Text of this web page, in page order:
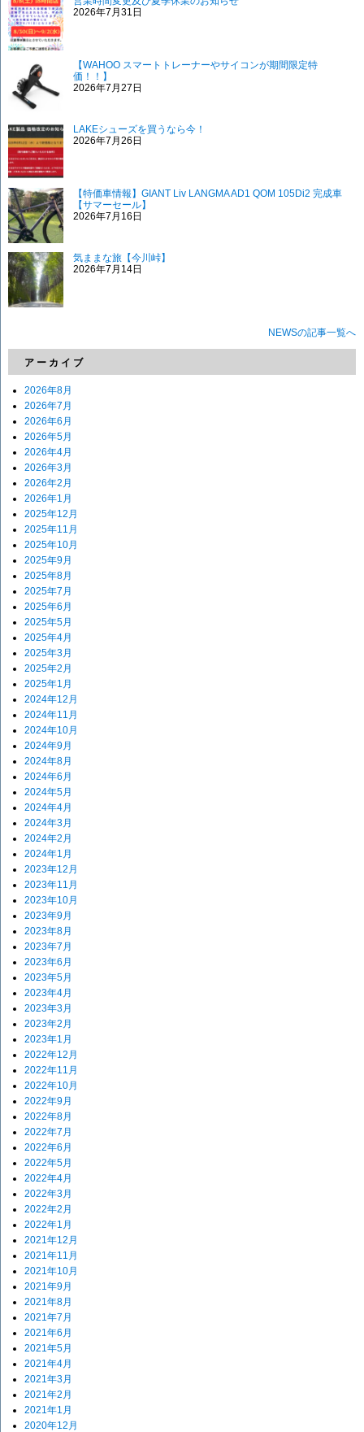
2026年7月31日
【WAHOO スマートトレーナーやサイコンが期間限定特
価！！】
2026年7月27日
LAKEシューズを買うなら今！
2026年7月26日
【特価車情報】GIANT Liv LANGMA AD1 QOM 105Di2 完成車
【サマーセール】
2026年7月16日
気ままな旅【今川峠】
2026年7月14日
NEWSの記事一覧へ
アーカイブ
2026年8月
2026年7月
2026年6月
2026年5月
2026年4月
2026年3月
2026年2月
2026年1月
2025年12月
2025年11月
2025年10月
2025年9月
2025年8月
2025年7月
2025年6月
2025年5月
2025年4月
2025年3月
2025年2月
2025年1月
2024年12月
2024年11月
2024年10月
2024年9月
2024年8月
2024年6月
2024年5月
2024年4月
2024年3月
2024年2月
2024年1月
2023年12月
2023年11月
2023年10月
2023年9月
2023年8月
2023年7月
2023年6月
2023年5月
2023年4月
2023年3月
2023年2月
2023年1月
2022年12月
2022年11月
2022年10月
2022年9月
2022年8月
2022年7月
2022年6月
2022年5月
2022年4月
2022年3月
2022年2月
2022年1月
2021年12月
2021年11月
2021年10月
2021年9月
2021年8月
2021年7月
2021年6月
2021年5月
2021年4月
2021年3月
2021年2月
2021年1月
2020年12月